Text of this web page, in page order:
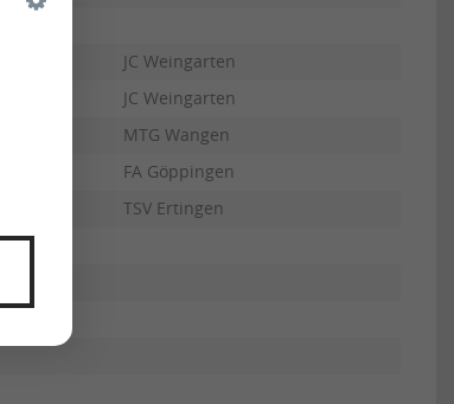
JC Weingarten
JC Weingarten
MTG Wangen
FA Göppingen
TSV Ertingen